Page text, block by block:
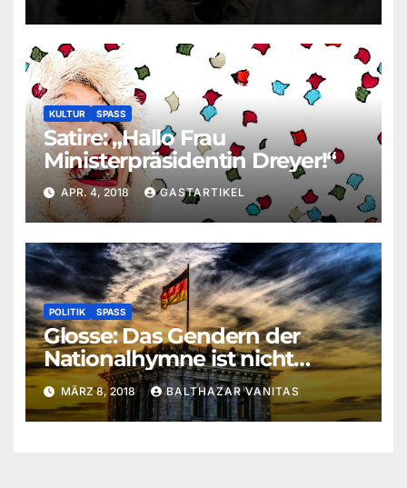
KULTUR SPASS
Satire: „Hallo Frau
Ministerpräsidentin Dreyer!“
APR. 4, 2018 GASTARTIKEL
POLITIK SPASS
Glosse: Das Gendern der
Nationalhymne ist nicht
genug!
MÄRZ 8, 2018 BALTHAZAR VANITAS